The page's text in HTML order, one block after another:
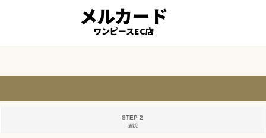
メルカード
ワンピースEC店
STEP 2
確認